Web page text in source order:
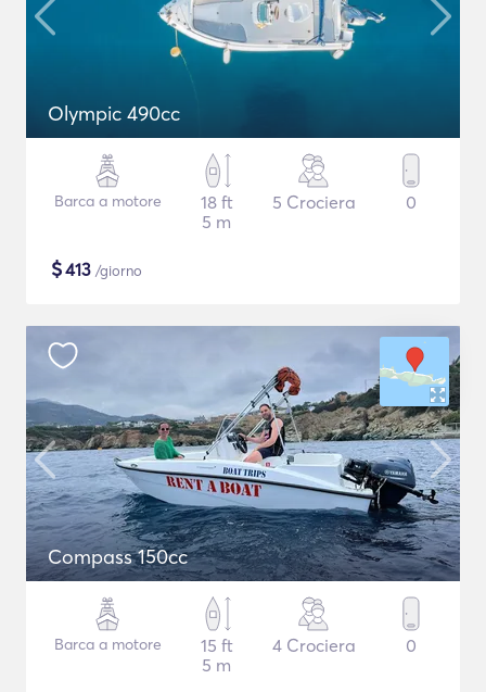
Olympic 490cc
Barca a motore
18 ft
5 m
5 Crociera 0
$413 /giorno
Compass 150cc
Barca a motore
15 ft
5 m
4 Crociera 0